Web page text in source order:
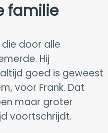
familie
door alle
Hij
goed is geweest
voor Frank. Dat
maar groter
voortschrijdt.